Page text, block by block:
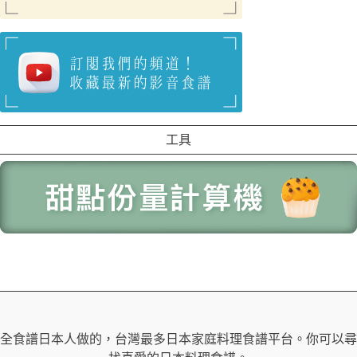
工具
全食譜日本人做的，台灣最多日本家庭料理食譜平台。你可以尋